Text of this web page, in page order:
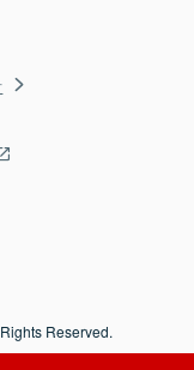
Reserved.